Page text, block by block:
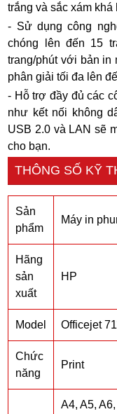
trắng và sắc xám
- Sử dụng công
chóng lên đến 15
trang/phút với bản in
phân giải tối đa lên
- Hỗ trợ đầy đủ các
như kết nối không
USB 2.0 và LAN sẽ
cho bạn.
THÔNG SỐ KỸ
Sản
phẩm
Máy in
Hãng
sản
xuất
HP
Model Officejet
Chức
năng
Print
A4, A5,